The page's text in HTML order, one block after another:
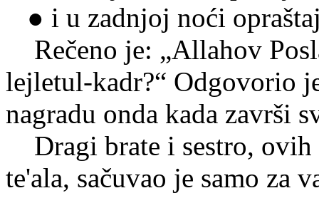
● i u zadnjoj noći
Rečeno je: „Allahov
lejletul-kadr?“ Odgovorio
nagradu onda kada završi
Dragi brate i sestro, ovih
te'ala, sačuvao je samo za